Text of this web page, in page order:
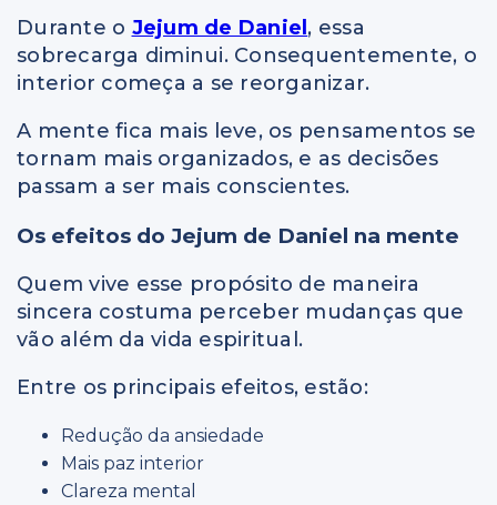
Durante o Jejum de Daniel , essa
sobrecarga diminui. Consequentemente, o
interior começa a se reorganizar.
A mente fica mais leve, os pensamentos se
tornam mais organizados, e as decisões
passam a ser mais conscientes.
Os efeitos do Jejum de Daniel na mente
Quem vive esse propósito de maneira
sincera costuma perceber mudanças que
vão além da vida espiritual.
Entre os principais efeitos, estão:
Redução da ansiedade
Mais paz interior
Clareza mental